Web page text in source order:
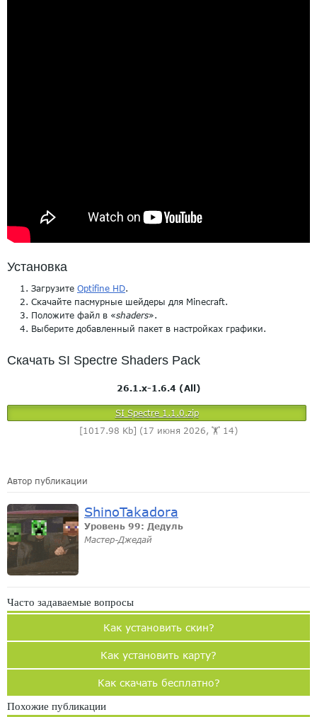
Установка
Загрузите Optifine HD.
Скачайте пасмурные шейдеры для Minecraft.
Положите файл в «shaders».
Выберите добавленный пакет в настройках графики.
Скачать SI Spectre Shaders Pack
26.1.x-1.6.4 (All)
SI Spectre 1.1.0.zip
[1017.98 Kb] (17 июня 2026, 🏋️ 14)
Автор публикации
ShinoTakadora
Уровень 99: Дедуль
Мастер-Джедай
Часто задаваемые вопросы
Как установить скин?
Как установить карту?
Как скачать бесплатно?
Похожие публикации